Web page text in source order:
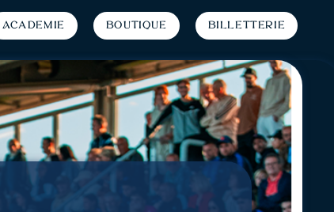
Académie Boutique Billetterie